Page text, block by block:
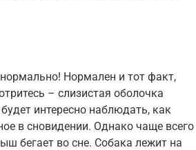
Нормален и тот факт,
– слизистая оболочка
интересно наблюдать, как
в сновидении. Однако чаще всего
бегает во сне. Собака лежит на